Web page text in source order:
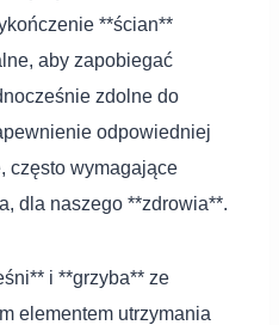
**ścian**
aby zapobiegać
zdolne do
odpowiedniej
często wymagające
dla naszego **zdrowia**.
i **grzyba** ze
elementem utrzymania